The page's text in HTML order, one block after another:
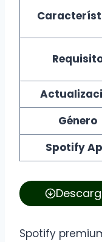
Género
Spotify
Spotify